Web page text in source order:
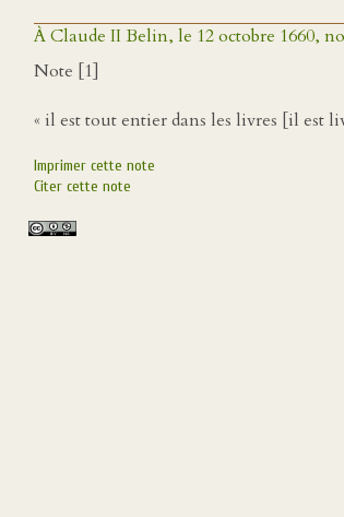
À Claude II Belin, le 12 octobre 1660,
Note [1]
« il est tout entier dans les livres [il est
Imprimer cette note
Citer cette note